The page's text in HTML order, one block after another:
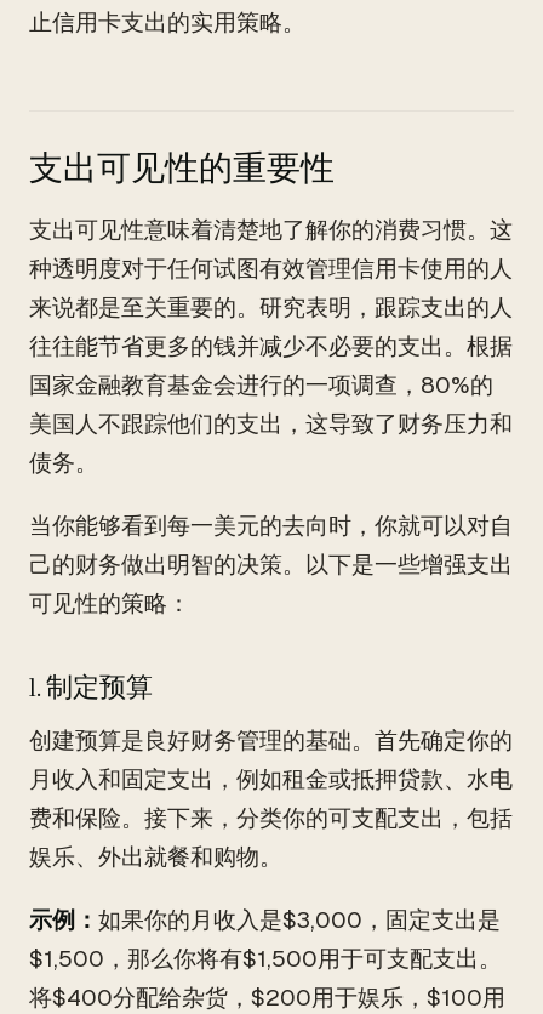
止信用卡支出的实用策略。
支出可见性的重要性
支出可见性意味着清楚地了解你的消费习惯。这
种透明度对于任何试图有效管理信用卡使用的人
来说都是至关重要的。研究表明，跟踪支出的人
往往能节省更多的钱并减少不必要的支出。根据
国家金融教育基金会进行的一项调查，80%的
美国人不跟踪他们的支出，这导致了财务压力和
债务。
当你能够看到每一美元的去向时，你就可以对自
己的财务做出明智的决策。以下是一些增强支出
可见性的策略：
1. 制定预算
创建预算是良好财务管理的基础。首先确定你的
月收入和固定支出，例如租金或抵押贷款、水电
费和保险。接下来，分类你的可支配支出，包括
娱乐、外出就餐和购物。
示例： 如果你的月收入是$3,000，固定支出是
$1,500，那么你将有$1,500用于可支配支出。
将$400分配给杂货，$200用于娱乐，$100用